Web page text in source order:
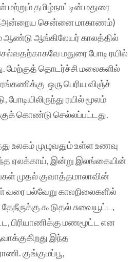
மற்றும் தமிழ்நாட்டின் மதுரை
(அன்றைய சென்னை மாகாணம்)
ஆண்டு ஆங்கிலேயர் காலத்தில்
மதுரை போடி ரயில்
மேற்குத் தொடர்ச்சி மலைகளில்
ஒரு பெரிய விஞ்ச்
ரயில் மூலம்
கொண்டு செல்லப்பட்டது.
உலகம் முழுவதும் உள்ள உணவு
ஏலக்காய், இன்று இலங்கையின்
முதல் குவாத்தமாலாவின்
வரை பல்வேறு காலநிலைகளில்
கூடுதல் சுவையூட்ட,
பிரியாணிக்கு மணமூட்ட என
இந்த
குங்குமப்பூ,